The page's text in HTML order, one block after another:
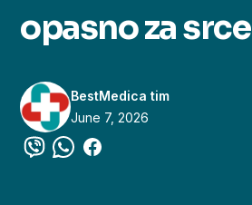
opasno za srce
BestMedica tim
June 7, 2026